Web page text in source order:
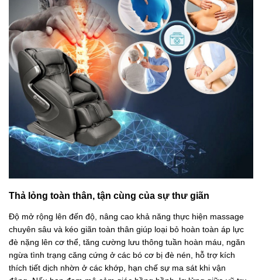
Thả lỏng toàn thân, tận cùng của sự thư giãn
Độ mở rộng lên đến độ, nâng cao khả năng thực hiện massage
chuyên sâu và kéo giãn toàn thân giúp loại bỏ hoàn toàn áp lực
đè nặng lên cơ thể, tăng cường lưu thông tuần hoàn máu, ngăn
ngừa tình trạng căng cứng ở các bó cơ bị đè nén, hỗ trợ kích
thích tiết dịch nhờn ở các khớp, hạn chế sự ma sát khi vận